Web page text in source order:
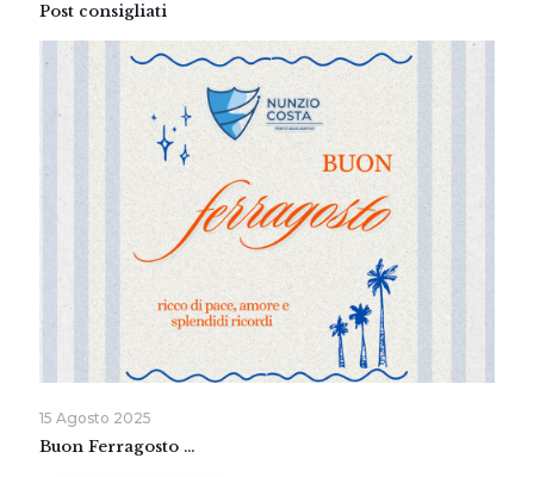
Post consigliati
15 Agosto 2025
Buon Ferragosto …